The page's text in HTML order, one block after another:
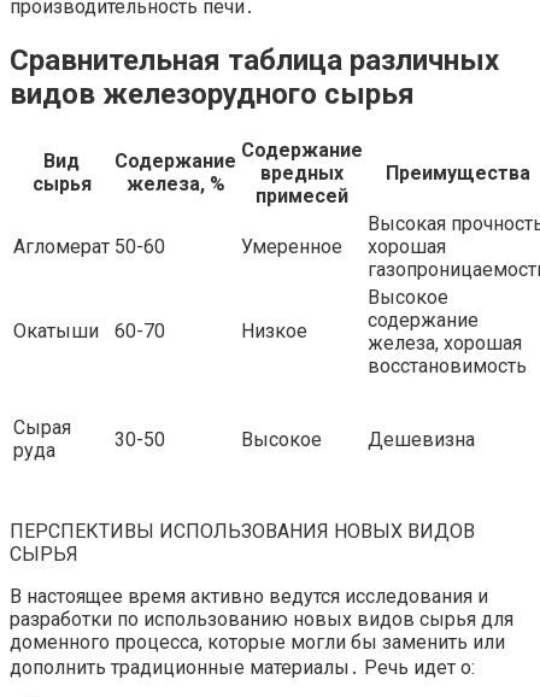
производительность печи․
Сравнительная таблица различных
видов железорудного сырья
Вид
сырья
Содержание
железа, %
Содержание
вредных
примесей
Преимущества
Агломерат 50-60 Умеренное
Высокая
хорошая
Окатыши 60-70 Низкое
Высокое
содержание
железа, хорошая
восстановимость
Сырая
руда
30-50 Высокое Дешевизна
ПЕРСПЕКТИВЫ ИСПОЛЬЗОВАНИЯ НОВЫХ ВИДОВ
СЫРЬЯ
В настоящее время активно ведутся исследования и
разработки по использованию новых видов сырья для
доменного процесса, которые могли бы заменить или
дополнить традиционные материалы․ Речь идет о: